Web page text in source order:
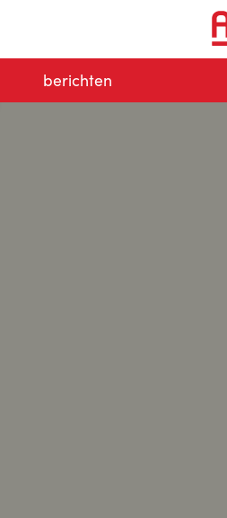
berichten